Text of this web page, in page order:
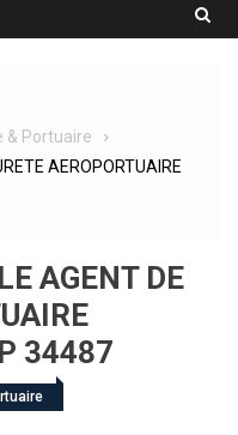
& Portuaire
AEROPORTUAIRE
AGENT DE
34487